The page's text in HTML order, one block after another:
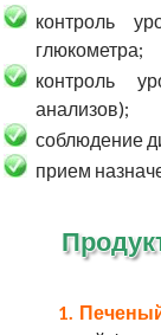
контроль
глюкометра;
контроль
анализов);
соблюдение
прием
1.